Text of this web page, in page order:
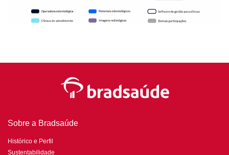
Sobre a Bradsaúde
Histórico e Perfil
Sustentabilidade